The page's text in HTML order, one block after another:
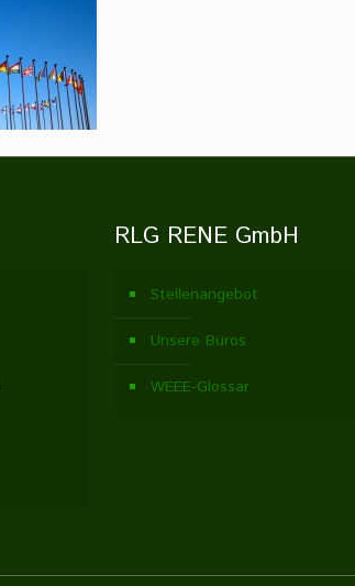
RLG RENE GmbH
Stellenangebot
Unsere Büros
WEEE-Glossar